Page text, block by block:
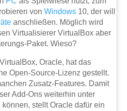
vonWindows 10, der will
anschließen. Möglich wird
Virtualisierer VirtualBox aber
Paket. Wieso?
Oracle, hat das
Open-Source-Lizenz gestellt.
Zusatz-Features. Damit
Add-Ons weiterhin unter
stellt Oracle dafür ein